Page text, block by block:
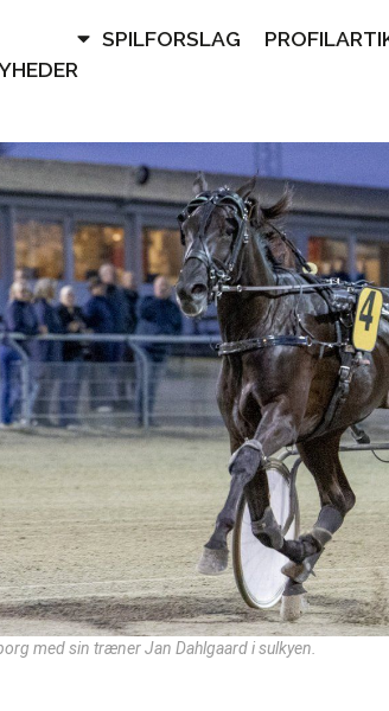
med sin træner Jan Dahlgaard i sulkyen.
SPILFORSLAG